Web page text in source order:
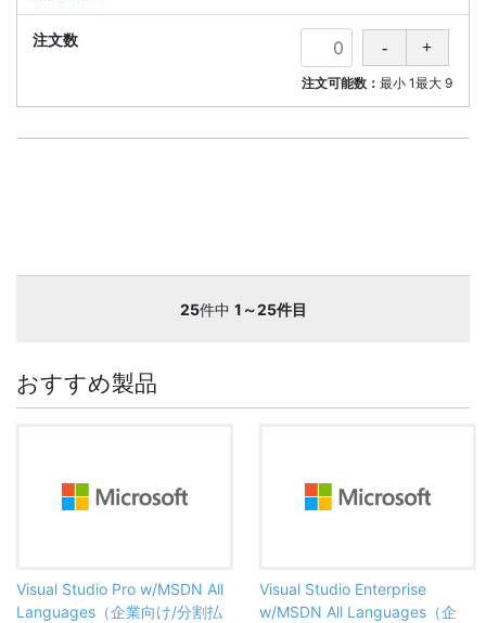
注文可能数：最小 1最大 9
25件中 1～25件目
おすすめ製品
Visual Studio Pro w/MSDN All
Languages（企業向け/分割払
Visual Studio Enterprise
w/MSDN All Languages（企